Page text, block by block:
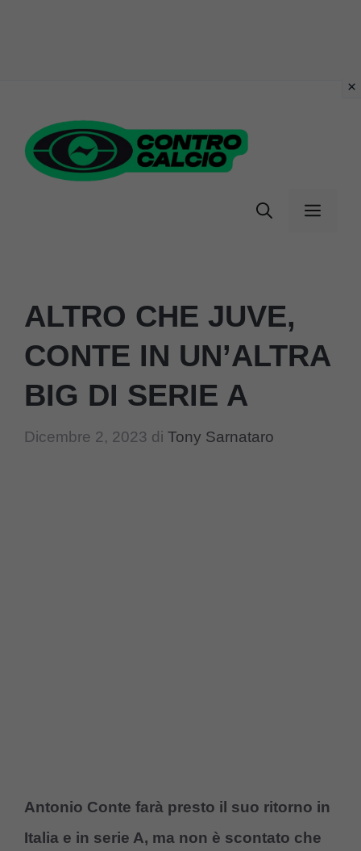
contenuto
Menu
ALTRO CHE JUVE,
CONTE IN UN’ALTRA
BIG DI SERIE A
Dicembre 2, 2023 di Tony Sarnataro
Antonio Conte farà presto il suo ritorno in
Italia e in serie A, ma non è scontato che